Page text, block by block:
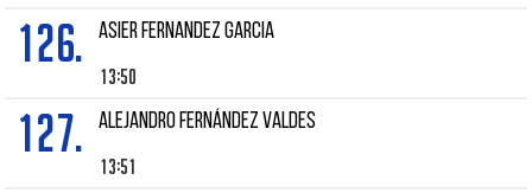
126. Asier FERNANDEZ GARCIA
13:50
127. ALEJANDRO FERNÁNDEZ VALDES
13:51